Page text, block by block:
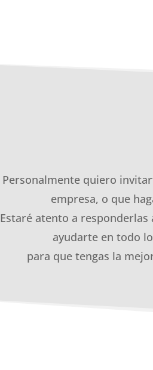
Personalmente quiero
empresa, o que
Estaré atento a
ayudarte en todo
para que tengas la